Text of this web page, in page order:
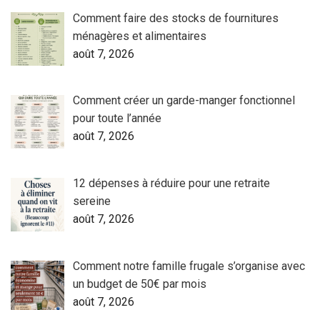
Comment faire des stocks de fournitures
ménagères et alimentaires
août 7, 2026
Comment créer un garde-manger fonctionnel
pour toute l’année
août 7, 2026
12 dépenses à réduire pour une retraite
sereine
août 7, 2026
Comment notre famille frugale s’organise avec
un budget de 50€ par mois
août 7, 2026